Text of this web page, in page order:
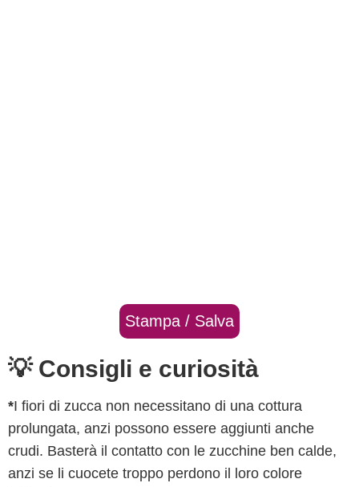
Stampa / Salva
💡 Consigli e curiosità
*I fiori di zucca non necessitano di una cottura
prolungata, anzi possono essere aggiunti anche
crudi. Basterà il contatto con le zucchine ben calde,
anzi se li cuocete troppo perdono il loro colore